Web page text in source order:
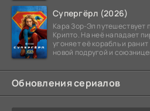
Супергёрл (2026)
Кара Зор-Эл путешествует
Крипто. На неё нападает
угоняет её корабль и
новой подругой и
Обновления сериалов